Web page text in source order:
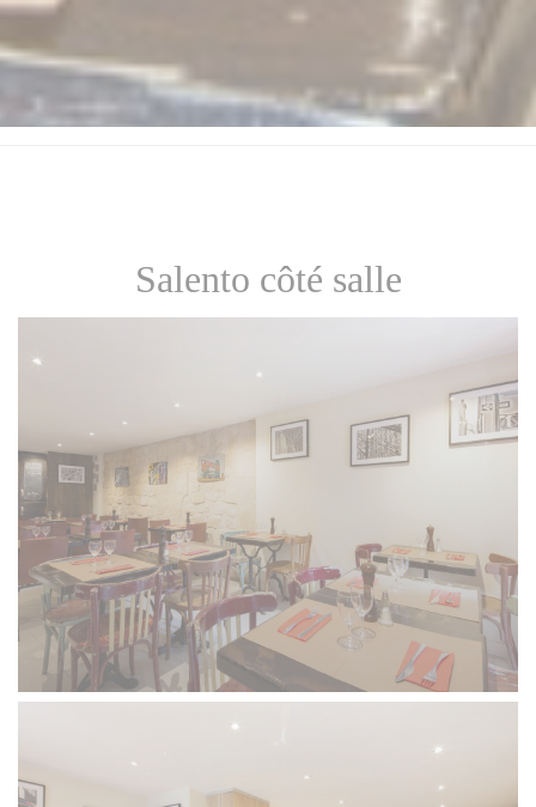
Salento côté salle